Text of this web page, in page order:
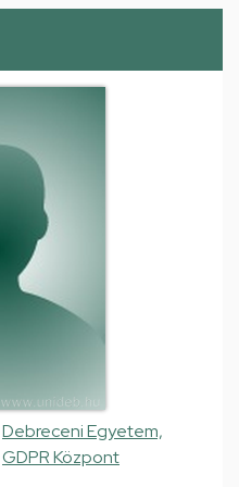
Debreceni Egyetem,
GDPR Központ